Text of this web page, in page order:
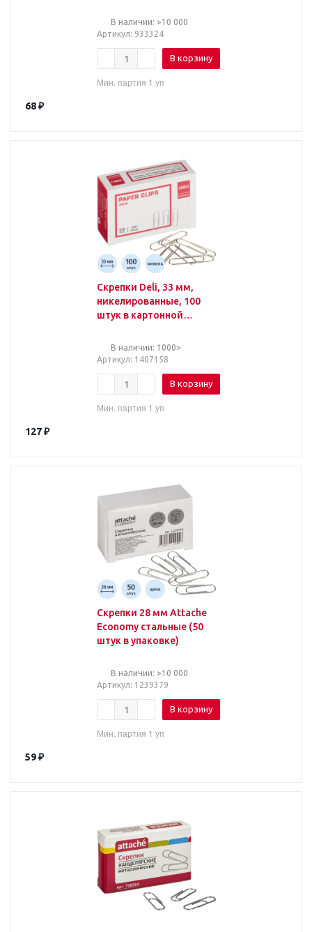
В наличии: >10 000
Артикул: 933324
В корзину
Мин. партия 1 уп
68₽
Скрепки Deli, 33 мм,
никелированные, 100
штук в картонной
В наличии: 1000>
Артикул: 1407158
В корзину
Мин. партия 1 уп
127₽
Скрепки 28 мм Attache
Economy стальные (50
штук в упаковке)
В наличии: >10 000
Артикул: 1239379
В корзину
Мин. партия 1 уп
59₽